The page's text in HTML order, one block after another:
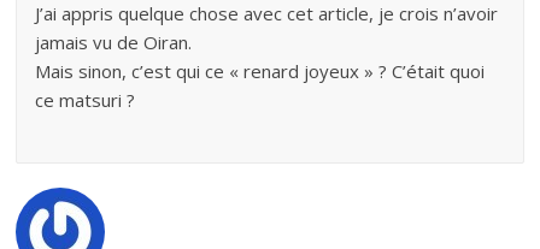
J’ai appris quelque chose avec cet article, je crois n’avoir
jamais vu de Oiran.
Mais sinon, c’est qui ce « renard joyeux » ? C’était quoi
ce matsuri ?